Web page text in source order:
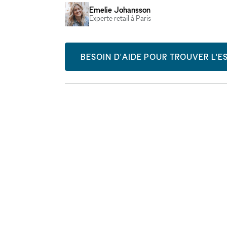
Emelie Johansson
Experte retail à Paris
BESOIN D'AIDE POUR TROUVER